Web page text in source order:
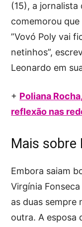
(15), a
comemorou
”Vovó Poly vai
netinhos”,
Leonardo em
+ Poliana
reflexão nas
Mais sobre
Embora saiam
Virgínia
as duas sempre
outra. A esposa